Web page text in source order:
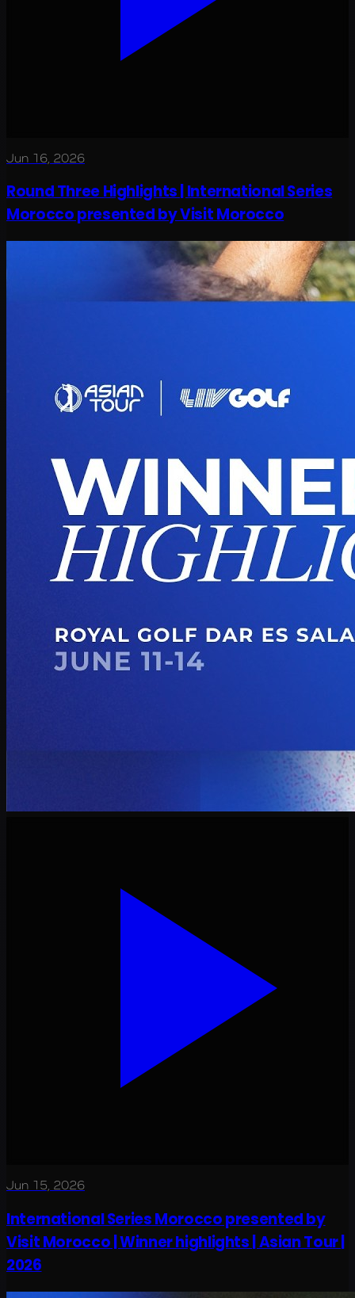
Jun 16, 2026
Round Three Highlights | International Series
Morocco presented by Visit Morocco
Jun 15, 2026
International Series Morocco presented by
Visit Morocco | Winner highlights | Asian Tour |
2026